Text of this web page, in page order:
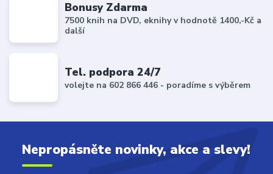
Bonusy Zdarma
7500 knih na DVD, eknihy v hodnotě 1400,-Kč a
další
Tel. podpora 24/7
volejte na 602 866 446 - poradíme s výběrem
Nepropásněte novinky, akce a slevy!